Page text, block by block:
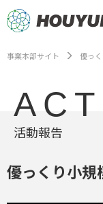
事業本部サイト 優っ
活動報告
優っくり小規